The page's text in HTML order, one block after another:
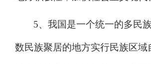
5、我国是一个统一的多民
数民族聚居的地方实行民族区域